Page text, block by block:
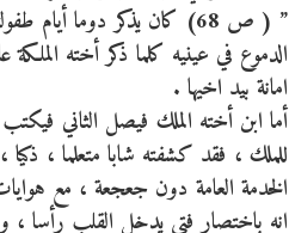
” ( ص 68) كان يذكر دوما
الدموع في عينيه كلما ذكر أخته
امانة بيد اخيها .
أما ابن أخته الملك فيصل الثاني
للملك ، فقد كشفته شابا متعلما ،
الخدمة العامة دون جعجعة ، مع
انه باختصار فتى يدخل القلب رأسا ،